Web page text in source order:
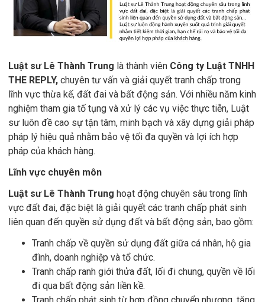
Luật sư Lê Thành Trung là thành viên Công ty Luật TNHH
THE REPLY, chuyên tư vấn và giải quyết tranh chấp trong
lĩnh vực thừa kế, đất đai và bất động sản. Với nhiều năm kinh
nghiệm tham gia tố tụng và xử lý các vụ việc thực tiễn, Luật
sư luôn đề cao sự tận tâm, minh bạch và xây dựng giải pháp
pháp lý hiệu quả nhằm bảo vệ tối đa quyền và lợi ích hợp
pháp của khách hàng.
Lĩnh vực chuyên môn
Luật sư Lê Thành Trung hoạt động chuyên sâu trong lĩnh
vực đất đai, đặc biệt là giải quyết các tranh chấp phát sinh
liên quan đến quyền sử dụng đất và bất động sản, bao gồm:
Tranh chấp về quyền sử dụng đất giữa cá nhân, hộ gia
đình, doanh nghiệp và tổ chức.
Tranh chấp ranh giới thửa đất, lối đi chung, quyền về lối
đi qua bất động sản liền kề.